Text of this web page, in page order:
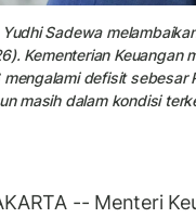
Sadewa
Kementerian Keuangan
defisit
masih dalam kondisi
-- Menteri